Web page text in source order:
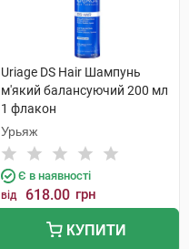
Uriage DS Hair Шампунь
м'який балансуючий 200 мл
1 флакон
Урьяж
Є в наявності
від 618.00 грн
КУПИТИ